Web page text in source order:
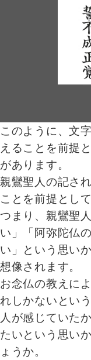
このように、文
えることを前提
があります。
親鸞聖人の記さ
ことを前提とし
つまり、親鸞聖
い」「阿弥陀仏
い」という思い
想像されます。
お念仏の教えに
れしかないとい
人が感じていた
たいという思い
ょうか。